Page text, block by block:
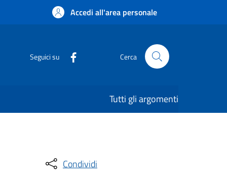
Accedi all'area personale
Seguici su Cerca
Tutti gli argomenti
Condividi